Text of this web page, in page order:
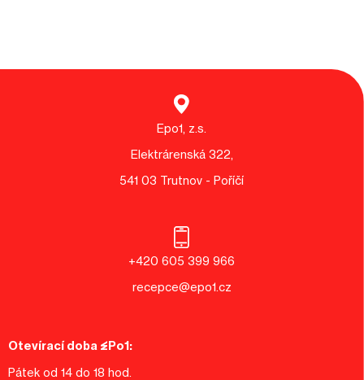
Epo1, z.s.
Elektrárenská 322,
541 03 Trutnov - Poříčí
+420 605 399 966
recepce@epo1.cz
Otevírací doba EPo1:
Pátek od 14 do 18 hod.